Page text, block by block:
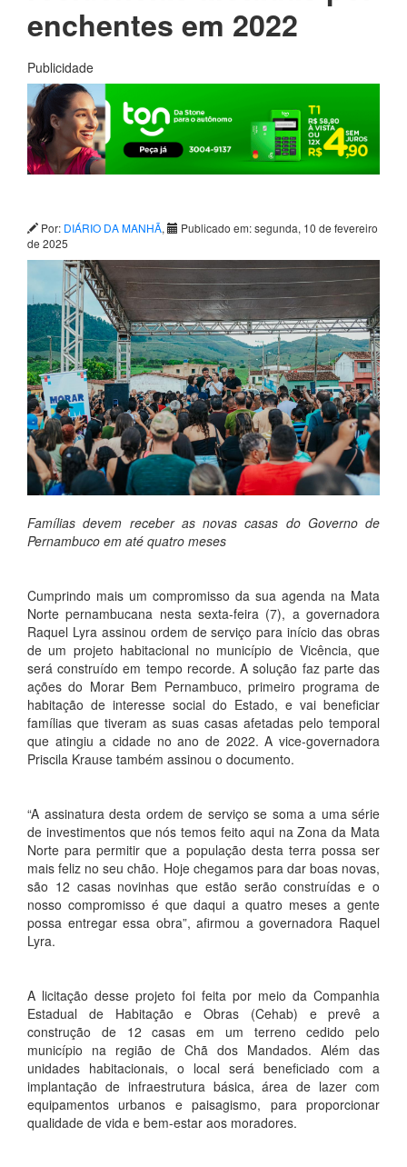
enchentes em 2022
Publicidade
Por: DIÁRIO DA MANHÃ,
Publicado em: segunda, 10 de fevereiro
de 2025
Famílias devem receber as novas casas do Governo de
Pernambuco em até quatro meses
Cumprindo mais um compromisso da sua agenda na Mata
Norte pernambucana nesta sexta-feira (7), a governadora
Raquel Lyra assinou ordem de serviço para início das obras
de um projeto habitacional no município de Vicência, que
será construído em tempo recorde. A solução faz parte das
ações do Morar Bem Pernambuco, primeiro programa de
habitação de interesse social do Estado, e vai beneficiar
famílias que tiveram as suas casas afetadas pelo temporal
que atingiu a cidade no ano de 2022. A vice-governadora
Priscila Krause também assinou o documento.
“A assinatura desta ordem de serviço se soma a uma série
de investimentos que nós temos feito aqui na Zona da Mata
Norte para permitir que a população desta terra possa ser
mais feliz no seu chão. Hoje chegamos para dar boas novas,
são 12 casas novinhas que estão serão construídas e o
nosso compromisso é que daqui a quatro meses a gente
possa entregar essa obra”, afirmou a governadora Raquel
Lyra.
A licitação desse projeto foi feita por meio da Companhia
Estadual de Habitação e Obras (Cehab) e prevê a
construção de 12 casas em um terreno cedido pelo
município na região de Chã dos Mandados. Além das
unidades habitacionais, o local será beneficiado com a
implantação de infraestrutura básica, área de lazer com
equipamentos urbanos e paisagismo, para proporcionar
qualidade de vida e bem-estar aos moradores.